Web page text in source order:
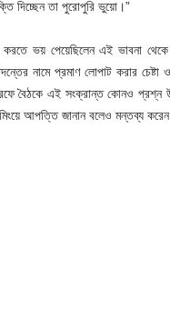
দিচ্ছেন তা পুরোপুরি ভুয়ো।”
করতে ভয় পেয়েছিলেন এই ভাবনা
নামে প্রমাণ লোপাট করার চেষ্টা
বৈঠকে এই সংক্রান্ত কোনও প্রশ্ন
আপত্তি জানান বলেও মন্তব্য করেন